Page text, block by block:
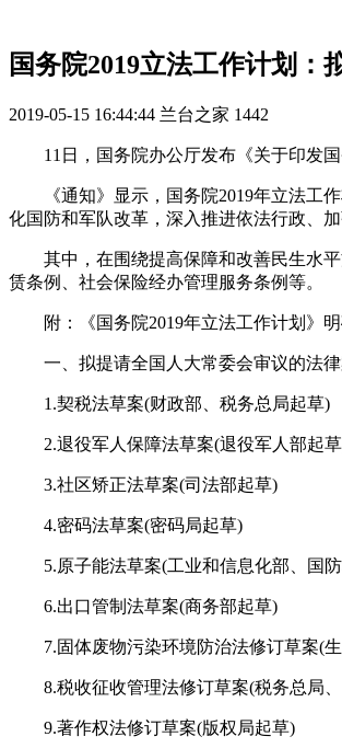
国务院2019立法工作计划：
2019-05-15 16:44:44 兰台之家 1442
11日，国务院办公厅发布《关于印发
《通知》显示，国务院2019年立法
化国防和军队改革，深入推进依法行政、
其中，在围绕提高保障和改善民生水
赁条例、社会保险经办管理服务条例等。
附：《国务院2019年立法工作计划》
一、拟提请全国人大常委会审议的法
1.契税法草案(财政部、税务总局起草)
2.退役军人保障法草案(退役军人部起
3.社区矫正法草案(司法部起草)
4.密码法草案(密码局起草)
5.原子能法草案(工业和信息化部、国
6.出口管制法草案(商务部起草)
7.固体废物污染环境防治法修订草案(
8.税收征收管理法修订草案(税务总局
9.著作权法修订草案(版权局起草)